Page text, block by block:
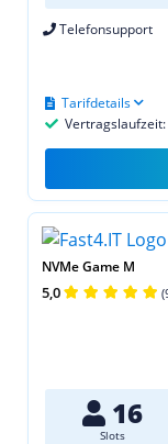
Telefonsupport
Tarifdetails
NVMe Game M
5,0
16
Slots